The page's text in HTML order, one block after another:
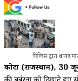
पिलिस द्वारा
कोटा (राजस्थान), 30